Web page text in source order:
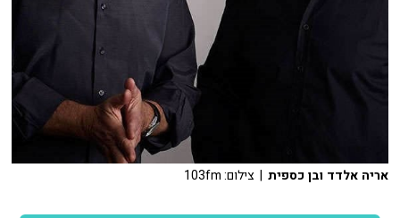
אריה אלדד ובן כספית | צילום: 103fm